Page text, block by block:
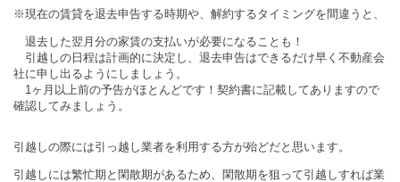
※現在の賃貸を退去申告する時期や、解約するタイミングを間違うと、
退去した翌月分の家賃の支払いが必要になることも！
引越しの日程は計画的に決定し、退去申告はできるだけ早く不動産会
社に申し出るようにしましょう。
1ヶ月以上前の予告がほとんどです！契約書に記載してありますので
確認してみましょう。
引越しの際には引っ越し業者を利用する方が殆どだと思います。
引越しには繁忙期と閑散期があるため、閑散期を狙って引越しすれば業